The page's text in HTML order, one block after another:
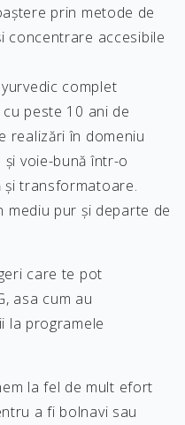
prin metode de
concentrare accesibile
complet
peste 10 ani de
realizări în domeniu
voie-bună într-o
transformatoare.
mediu pur și departe de
care te pot
asa cum au
la programele
la fel de mult efort
a fi bolnavi sau